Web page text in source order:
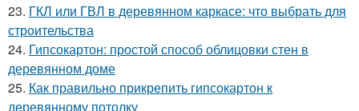
23. ГКЛ или ГВЛ в деревянном каркасе: что выбрать для
строительства
24. Гипсокартон: простой способ облицовки стен в
деревянном доме
25. Как правильно прикрепить гипсокартон к
деревянному потолку